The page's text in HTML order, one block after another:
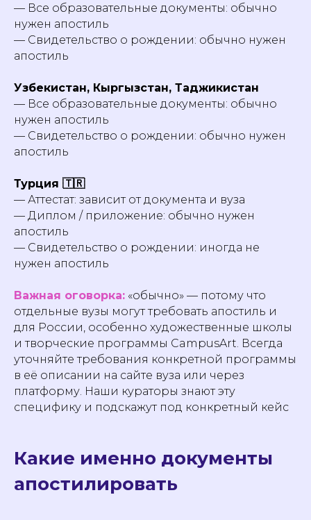
— Все образовательные документы: обычно
нужен апостиль
— Свидетельство о рождении: обычно нужен
апостиль
Узбекистан, Кыргызстан, Таджикистан
— Все образовательные документы: обычно
нужен апостиль
— Свидетельство о рождении: обычно нужен
апостиль
Турция 🇹🇷
— Аттестат: зависит от документа и вуза
— Диплом / приложение: обычно нужен
апостиль
— Свидетельство о рождении: иногда не
нужен апостиль
Важная оговорка: «обычно» — потому что
отдельные вузы могут требовать апостиль и
для России, особенно художественные школы
и творческие программы CampusArt. Всегда
уточняйте требования конкретной программы
в её описании на сайте вуза или через
платформу. Наши кураторы знают эту
специфику и подскажут под конкретный кейс
Какие именно документы
апостилировать